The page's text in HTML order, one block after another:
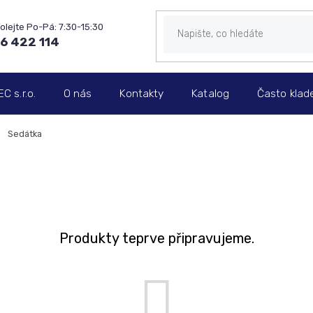
422 114
s.r.o. O nás Kontakty Katalog Často
Sedátka
Produkty teprve připravujeme.